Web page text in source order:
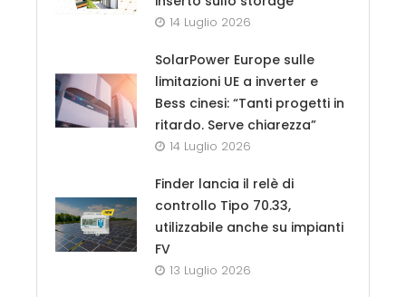
14 Luglio 2026
SolarPower Europe sulle
limitazioni UE a inverter e
Bess cinesi: “Tanti progetti in
ritardo. Serve chiarezza”
14 Luglio 2026
Finder lancia il relè di
controllo Tipo 70.33,
utilizzabile anche su impianti
FV
13 Luglio 2026